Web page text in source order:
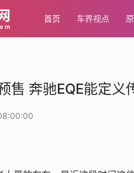
首页 车界视点
奔驰EQE能定义